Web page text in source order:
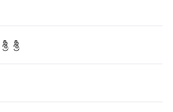
శ్రీ.